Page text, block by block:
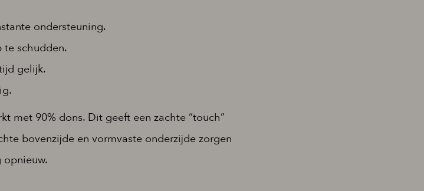
ondersteuning.
te schudden.
gelijk.
met 90% dons. Dit geeft een zachte “touch”
bovenzijde en vormvaste onderzijde zorgen